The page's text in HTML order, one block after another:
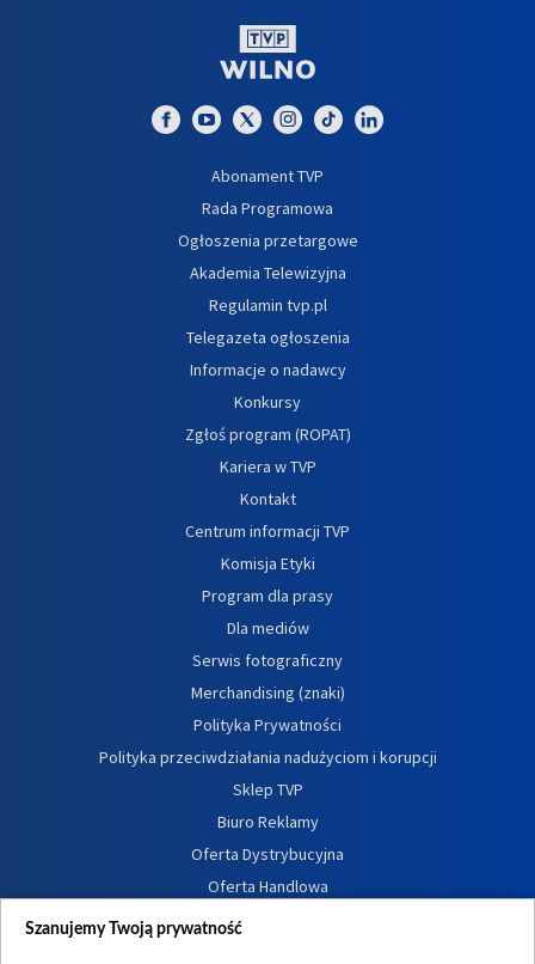
Abonament TVP
Rada Programowa
Ogłoszenia przetargowe
Akademia Telewizyjna
Regulamin tvp.pl
Telegazeta ogłoszenia
Informacje o nadawcy
Konkursy
Zgłoś program (ROPAT)
Kariera w TVP
Kontakt
Centrum informacji TVP
Komisja Etyki
Program dla prasy
Dla mediów
Serwis fotograficzny
Merchandising (znaki)
Polityka Prywatności
Polityka przeciwdziałania nadużyciom i korupcji
Sklep TVP
Biuro Reklamy
Oferta Dystrybucyjna
Oferta Handlowa
Dostępność
Szanujemy Twoją prywatność